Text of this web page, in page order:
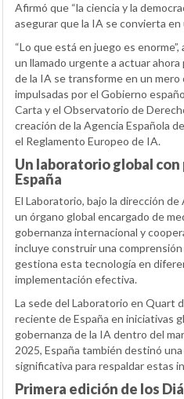
Afirmó que “la ciencia y la
asegurar que la IA se convierta
“Lo que está en juego es
un llamado urgente a actuar
de la IA se transforme en un mero
impulsadas por el Gobierno
Carta y el Observatorio de
creación de la Agencia Española
el Reglamento Europeo de IA.
Un laboratorio global con
España
El Laboratorio, bajo la dirección
un órgano global encargado de
gobernanza internacional y
incluye construir una
gestiona esta tecnología en
implementación efectiva.
La sede del Laboratorio en Quart
reciente de España en iniciativas
gobernanza de la IA dentro del
2025, España también destinó
significativa para respaldar estas
Primera edición de los